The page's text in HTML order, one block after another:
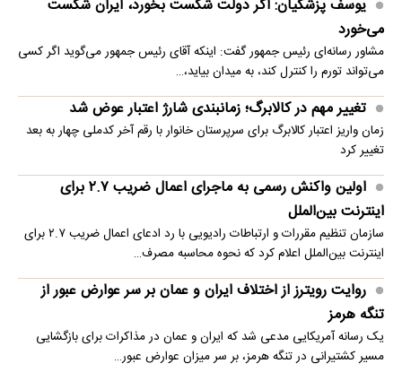
یوسف پزشکیان: اگر دولت شکست بخورد، ایران شکست
می‌خورد
مشاور رسانه‌ای رئیس جمهور گفت: اینکه آقای رئیس جمهور می‌گوید اگر کسی
می‌تواند تورم را کنترل کند، به میدان بیاید،…
تغییر مهم در کالابرگ؛ زمانبندی‌ شارژ اعتبار عوض شد
زمان واریز اعتبار کالابرگ برای سرپرستان خانوار با رقم آخر کدملی چهار به بعد
تغییر کرد
اولین واکنش رسمی به ماجرای اعمال ضریب ۲.۷ برای
اینترنت بین‌الملل
سازمان تنظیم مقررات و ارتباطات رادیویی با رد ادعای اعمال ضریب ۲.۷ برای
اینترنت بین‌الملل اعلام کرد که نحوه محاسبه مصرف…
روایت رویترز از اختلاف ایران و عمان بر سر عوارض عبور از
تنگه هرمز
یک رسانه آمریکایی مدعی شد که ایران و عمان در مذاکرات برای بازگشایی
مسیر کشتیرانی در تنگه هرمز، بر سر میزان عوارض عبور…